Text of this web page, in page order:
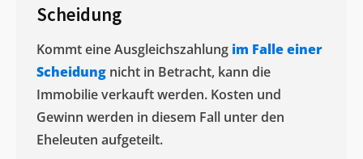
Scheidung
Kommt eine Ausgleichszahlung im Falle einer
Scheidung nicht in Betracht, kann die
Immobilie verkauft werden. Kosten und
Gewinn werden in diesem Fall unter den
Eheleuten aufgeteilt.​